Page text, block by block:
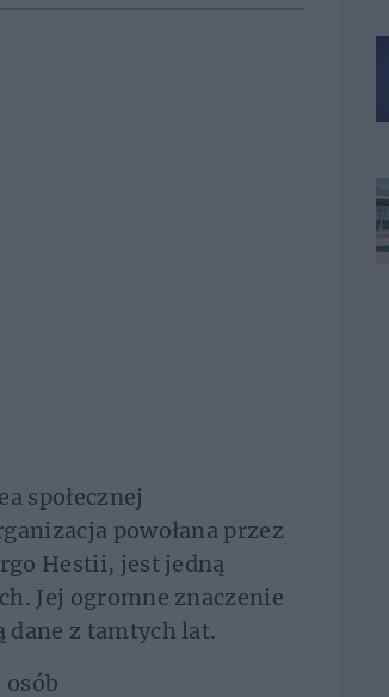
społecznej
powołana przez
Hestii, jest jedną
Jej ogromne znaczenie
dane z tamtych lat.